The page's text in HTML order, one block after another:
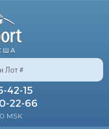
42-15
22-66
MSK